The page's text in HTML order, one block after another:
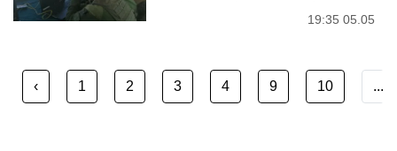
19:35 05.05
‹ 1 2 3 4 9 10 ...